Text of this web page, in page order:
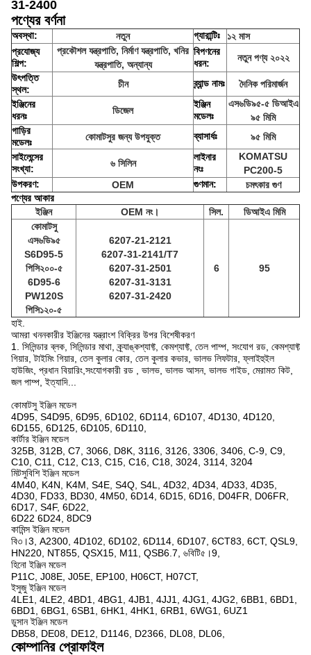
31-2400
পণ্যের বর্ণনা
অবস্থা: নতুন গ্যারান্টিঃ
১২ মাস
প্রযোজ্য
শিল্প:
প্রকৌশল যন্ত্রপাতি, নির্মাণ যন্ত্রপাতি, খনির
যন্ত্রপাতি, অন্যান্য
বিপণনের
ধরন:
নতুন পণ্য ২০২২
উৎপত্তি
স্থল:
চীন ব্র্যান্ড নামঃ
দৈনিক পরিমার্জন
ইঞ্জিনের
ধরনঃ
ডিজেল
ইঞ্জিন
মডেলঃ
এস৬ডি৯৫-৫ ডিআইএ
৯৫ মিমি
গাড়ির
মডেলঃ
কোমাটসুর জন্য উপযুক্ত ব্যাসার্ধঃ
৯৫ মিমি
সাইলেন্সের
সংখ্যা:
৬ সিলিন
লাইনার
নংঃ
KOMATSU
PC200-5
উপকরণ:
OEM গুণমান:
চমৎকার গুণ
পণ্যের আকার
ইঞ্জিন
OEM নং। সিল.
ডিআইএ মিমি
কোমাটসু
এস৬ডি৯৫
S6D95-5
পিসি২০০-৫
6D95-6
PW120S
পিসি১২০-৫
6207-21-2121
6207-31-2141/T7
6207-31-2501
6207-31-3131
6207-31-2420
6 95
হাই.
আমরা খননকারীর ইঞ্জিনের যন্ত্রাংশ বিক্রির উপর বিশেষীকরণ
1. সিলিন্ডার ব্লক, সিলিন্ডার মাথা, ক্র্যাঙ্কশ্যাফ্ট, কেমশ্যাফ্ট, তেল পাম্প, সংযোগ রড, কেমশ্যাফ্ট
গিয়ার, টাইমিং গিয়ার, তেল কুলার কোর, তেল কুলার কভার, ভালভ লিফটার, ফ্লাইহুইল
হাউজিং, প্রধান বিয়ারিং,সংযোগকারী রড , ভালভ, ভালভ আসন, ভালভ গাইড, মেরামত কিট,
জল পাম্প, ইত্যাদি...
কোমাটসু ইঞ্জিন মডেল
4D95, S4D95, 6D95, 6D102, 6D114, 6D107, 4D130, 4D120,
6D155, 6D125, 6D105, 6D110,
কার্টার ইঞ্জিন মডেল
325B, 312B, C7, 3066, D8K, 3116, 3126, 3306, 3406, C-9, C9,
C10, C11, C12, C13, C15, C16, C18, 3024, 3114, 3204
মিটসুবিশি ইঞ্জিন মডেল
4M40, K4N, K4M, S4E, S4Q, S4L, 4D32, 4D34, 4D33, 4D35,
4D30, FD33, BD30, 4M50, 6D14, 6D15, 6D16, D04FR, D06FR,
6D17, S4F, 6D22,
6D22 6D24, 8DC9
কামিন্স ইঞ্জিন মডেল
বি৩।3, A2300, 4D102, 6D102, 6D114, 6D107, 6CT83, 6CT, QSL9,
HN220, NT855, QSX15, M11, QSB6.7, ৬বিটি৫।9,
হিনো ইঞ্জিন মডেল
P11C, J08E, J05E, EP100, H06CT, H07CT,
ইসুজু ইঞ্জিন মডেল
4LE1, 4LE2, 4BD1, 4BG1, 4JB1, 4JJ1, 4JG1, 4JG2, 6BB1, 6BD1,
6BD1, 6BG1, 6SB1, 6HK1, 4HK1, 6RB1, 6WG1, 6UZ1
ডুসান ইঞ্জিন মডেল
DB58, DE08, DE12, D1146, D2366, DL08, DL06,
কোম্পানির প্রোফাইল